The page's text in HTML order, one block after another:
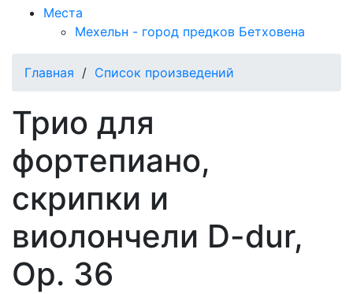
Места
Мехельн - город предков Бетховена
Главная / Список произведений
Трио для
фортепиано,
скрипки и
виолончели D-dur,
Op. 36